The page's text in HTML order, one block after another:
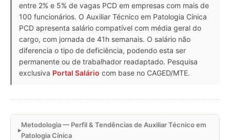
entre 2% e 5% de vagas PCD em empresas com mais de
100 funcionários. O Auxiliar Técnico em Patologia Cínica
PCD apresenta salário compatível com média geral do
cargo, com jornada de 41h semanais. O salário não
diferencia o tipo de deficiência, podendo esta ser
permanente ou de trabalhador readaptado. Pesquisa
exclusiva Portal Salário com base no CAGED/MTE.
Metodologia — Perfil & Tendências de Auxiliar Técnico em
Patologia Cínica